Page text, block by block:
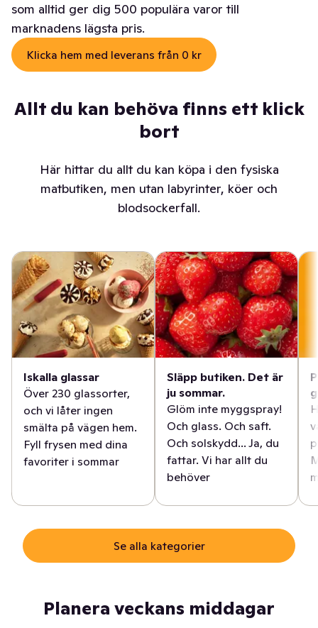
som alltid ger dig 500 populära varor till
marknadens lägsta pris.
Klicka hem med leverans från 0 kr
Allt du kan behöva finns ett klick
bort
Här hittar du allt du kan köpa i den fysiska
matbutiken, men utan labyrinter, köer och
blodsockerfall.
Iskalla glassar
Över 230 glassorter,
och vi låter ingen
smälta på vägen hem.
Fyll frysen med dina
favoriter i sommar
Släpp butiken. Det är
ju sommar.
Glöm inte myggspray!
Och glass. Och saft.
Och solskydd... Ja, du
fattar. Vi har allt du
behöver
Se alla kategorier
Planera veckans middagar